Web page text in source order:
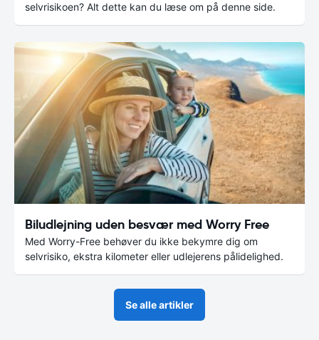
selvrisikoen? Alt dette kan du læse om på denne side.
Biludlejning uden besvær med Worry Free
Med Worry-Free behøver du ikke bekymre dig om
selvrisiko, ekstra kilometer eller udlejerens pålidelighed.
Se alle artikler